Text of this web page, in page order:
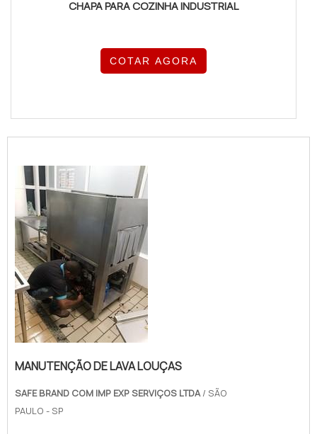
CHAPA PARA COZINHA INDUSTRIAL
COTAR AGORA
MANUTENÇÃO DE LAVA LOUÇAS
SAFE BRAND COM IMP EXP SERVIÇOS LTDA/ SÃO
PAULO - SP